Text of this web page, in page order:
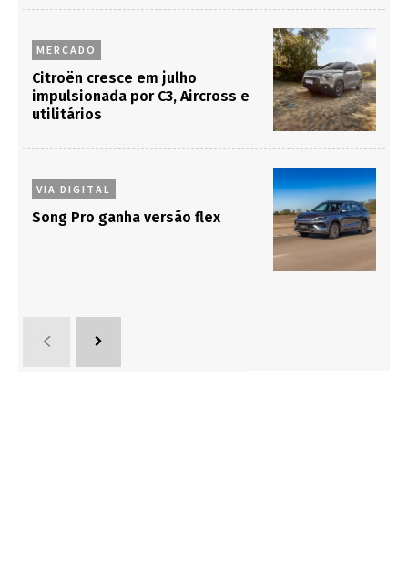
MERCADO
Citroën cresce em julho
impulsionada por C3, Aircross e
utilitários
VIA DIGITAL
Song Pro ganha versão flex